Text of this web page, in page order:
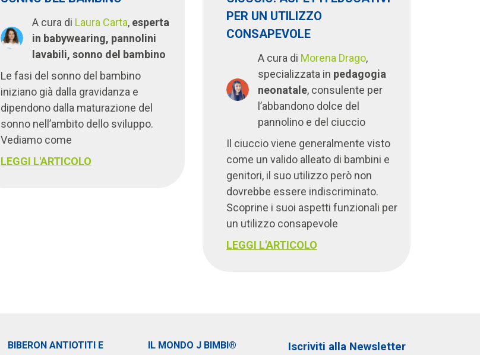
A cura di Laura Carta, esperta
in babywearing, pannolini
lavabili, sonno del bambino
Le fasi del sonno del bambino
iniziano già dalla gravidanza e
dipendono dalla maturazione del
sonno nell’ambito dello sviluppo.
Vediamo come
LEGGI L'ARTICOLO
PER UN UTILIZZO
CONSAPEVOLE
A cura di Morena Drago,
specializzata in pedagogia
neonatale, consulente per
l’abbandono dolce del
pannolino e del ciuccio
Il ciuccio viene generalmente visto
come un valido alleato di bambini e
genitori, il suo utilizzo però non
dovrebbe essere indiscriminato.
Scoprine i suoi aspetti funzionali per
un utilizzo consapevole
LEGGI L'ARTICOLO
BIBERON ANTIOTITI E
IL MONDO J BIMBI® Iscriviti alla Newsletter